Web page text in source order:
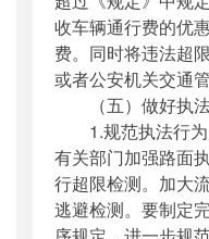
收车辆通行费的优
费。同时将违法超
或者公安机关交通
（五）做好执法
1.规范执法行为
有关部门加强路面
行超限检测。加大
逃避检测。要制定